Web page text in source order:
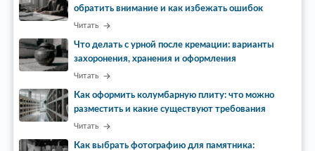
обратить внимание и как избежать ошибок
Читать
Что делать с урной после кремации: варианты
захоронения, хранения и оформления
Читать
Как оформить колумбарную плиту: что можно
разместить и какие существуют требования
Читать
Как выбрать фотографию для памятника: